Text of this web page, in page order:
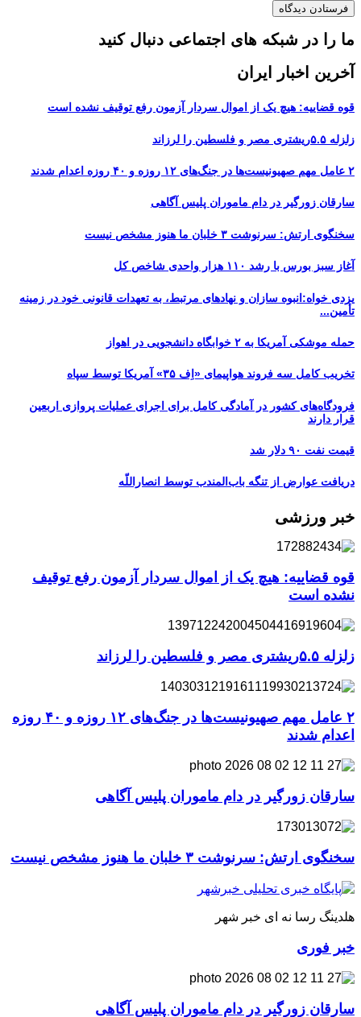
ما را در شبکه های اجتماعی دنبال کنید
آخرین اخبار ایران
قوه قضاییه: هیچ یک از اموال سردار آزمون رفع توقیف نشده است
زلزله ۵.۵ریشتری مصر و فلسطین را لرزاند
۲ عامل مهم صهیونیست‌ها در جنگ‌های ۱۲ روزه و ۴۰ روزه اعدام شدند
سارقان زورگیر در دام ماموران پلیس آگاهی
سخنگوی ارتش: سرنوشت ۳ خلبان ما هنوز مشخص نیست
آغاز سبز بورس با رشد ۱۱۰ هزار واحدی شاخص کل
یزدی خواه:انبوه سازان و نهادهای مرتبط، به تعهدات قانونی خود در زمینه
تأمین...
حمله موشکی آمریکا به ۲ خوابگاه دانشجویی در اهواز
تخریب کامل سه فروند هواپیمای «اِف ۳۵» آمریکا توسط سپاه
فرودگاه‌های کشور در آمادگی کامل برای اجرای عملیات پروازی اربعین
قرار دارند
قیمت نفت ۹۰ دلار شد
دریافت عوارض از تنگه باب‌المندب توسط انصاراللّه
خبر ورزشی
قوه قضاییه: هیچ یک از اموال سردار آزمون رفع توقیف
نشده است
زلزله ۵.۵ریشتری مصر و فلسطین را لرزاند
۲ عامل مهم صهیونیست‌ها در جنگ‌های ۱۲ روزه و ۴۰ روزه
اعدام شدند
سارقان زورگیر در دام ماموران پلیس آگاهی
سخنگوی ارتش: سرنوشت ۳ خلبان ما هنوز مشخص نیست
هلدینگ رسا نه ای خبر شهر
خبر فوری
سارقان زورگیر در دام ماموران پلیس آگاهی